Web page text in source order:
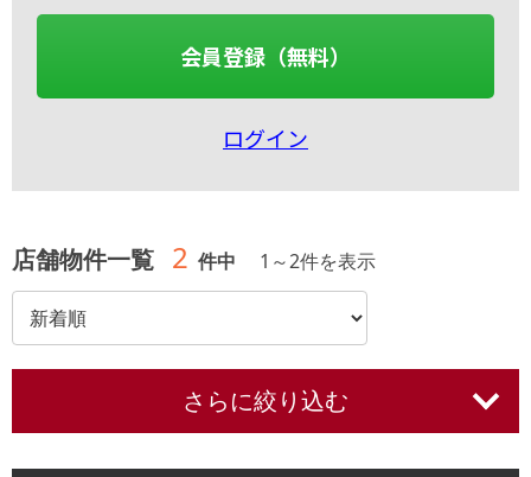
会員登録（無料）
ログイン
店舗物件一覧 2 件中 1 ～2件を表示
さらに絞り込む